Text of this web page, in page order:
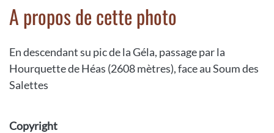
A propos de cette photo
En descendant su pic de la Géla, passage par la
Hourquette de Héas (2608 mètres), face au Soum des
Salettes
Copyright